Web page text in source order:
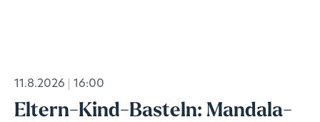
11.8.2026 16:00
Eltern-Kind-Basteln: Mandala-